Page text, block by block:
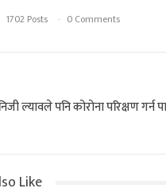
1702 Posts 0 Comments
ल्यावले पनि कोरोना परिक्षण गर्न
Like